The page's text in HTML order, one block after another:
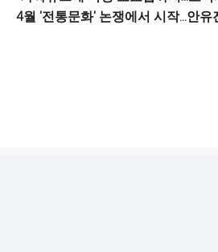
4월 '전통문화' 논쟁에서 시작…안유